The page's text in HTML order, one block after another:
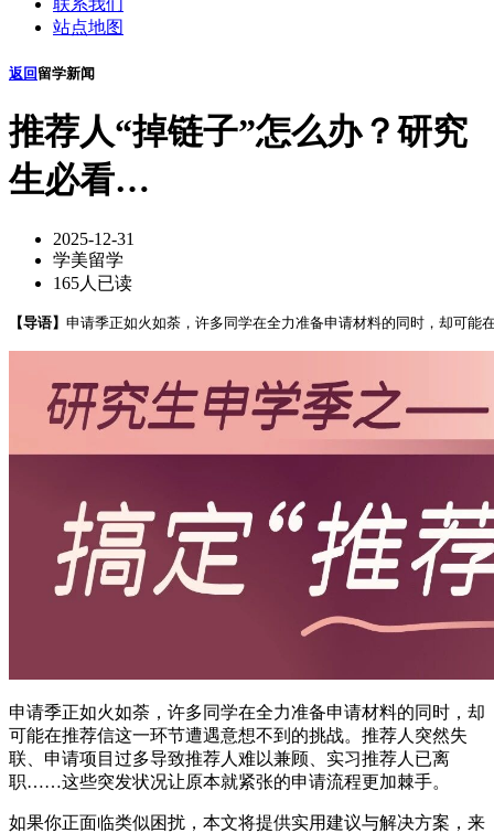
联系我们
站点地图
返回 留学新闻
推荐人“掉链子”怎么办？研究
生必看…
2025-12-31
学美留学
165人已读
【导语】 申请季正如火如荼，许多同学在全力准备申请材料的同时，却可
申请季正如火如荼，许多同学在全力准备申请材料的同时，却
可能在推荐信这一环节遭遇意想不到的挑战。推荐人突然失
联、申请项目过多导致推荐人难以兼顾、实习推荐人已离
职……这些突发状况让原本就紧张的申请流程更加棘手。
如果你正面临类似困扰，本文将提供实用建议与解决方案，来